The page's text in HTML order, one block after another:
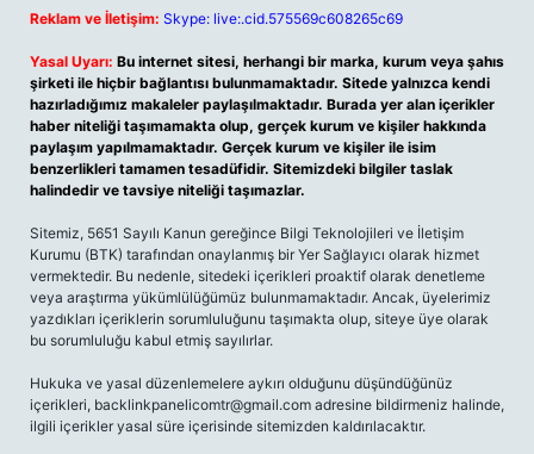
Reklam ve İletişim: Skype: live:.cid.575569c608265c69
Yasal Uyarı: Bu internet sitesi, herhangi bir marka, kurum veya şahıs
şirketi ile hiçbir bağlantısı bulunmamaktadır. Sitede yalnızca kendi
hazırladığımız makaleler paylaşılmaktadır. Burada yer alan içerikler
haber niteliği taşımamakta olup, gerçek kurum ve kişiler hakkında
paylaşım yapılmamaktadır. Gerçek kurum ve kişiler ile isim
benzerlikleri tamamen tesadüfidir. Sitemizdeki bilgiler taslak
halindedir ve tavsiye niteliği taşımazlar.
Sitemiz, 5651 Sayılı Kanun gereğince Bilgi Teknolojileri ve İletişim
Kurumu (BTK) tarafından onaylanmış bir Yer Sağlayıcı olarak hizmet
vermektedir. Bu nedenle, sitedeki içerikleri proaktif olarak denetleme
veya araştırma yükümlülüğümüz bulunmamaktadır. Ancak, üyelerimiz
yazdıkları içeriklerin sorumluluğunu taşımakta olup, siteye üye olarak
bu sorumluluğu kabul etmiş sayılırlar.
Hukuka ve yasal düzenlemelere aykırı olduğunu düşündüğünüz
içerikleri, backlinkpanelicomtr@gmail.com adresine bildirmeniz halinde,
ilgili içerikler yasal süre içerisinde sitemizden kaldırılacaktır.